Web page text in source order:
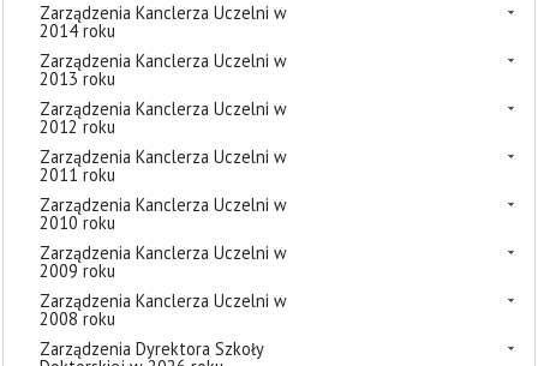
Zarządzenia Kanclerza Uczelni w
2014 roku
Zarządzenia Kanclerza Uczelni w
2013 roku
Zarządzenia Kanclerza Uczelni w
2012 roku
Zarządzenia Kanclerza Uczelni w
2011 roku
Zarządzenia Kanclerza Uczelni w
2010 roku
Zarządzenia Kanclerza Uczelni w
2009 roku
Zarządzenia Kanclerza Uczelni w
2008 roku
Zarządzenia Dyrektora Szkoły